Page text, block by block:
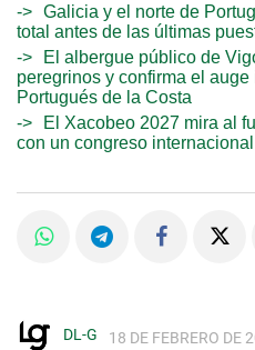
Galicia y el norte de
total antes de las últimas
El albergue público de
peregrinos y confirma el
Portugués de la Costa
El Xacobeo 2027 mira al
con un congreso
DL-G 18 DE FEBRERO DE